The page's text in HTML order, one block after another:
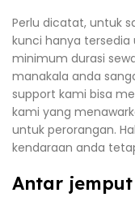
Perlu dicatat, untuk
kunci hanya
minimum durasi
manakala anda
support kami bisa
kami yang
untuk perorangan.
kendaraan anda
Antar